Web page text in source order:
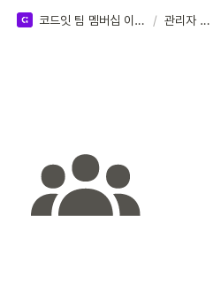
코드잇 팀 멤버십 이용 가이드 / 관리자 가이드